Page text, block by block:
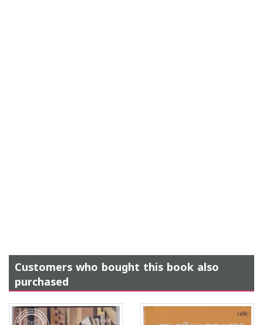
Customers who bought this book also
purchased